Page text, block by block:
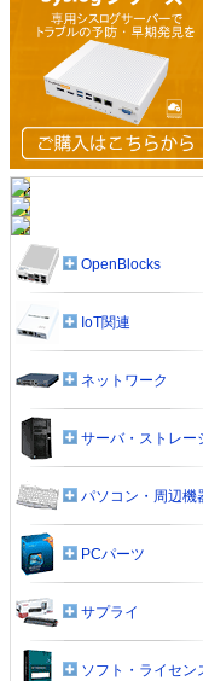
OpenBlocks
IoT関連
ネットワーク
サーバ・ストレー
パソコン・周辺機
PCパーツ
サプライ
ソフト・ライセン